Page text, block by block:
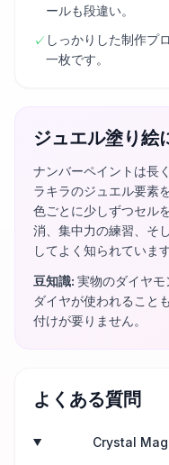
ールも段違い。
✓ しっかりした制作プ
一枚です。
ジュエル塗り絵
ナンバーペイントは長
ラキラのジュエル要素
色ごとに少しずつセル
消、集中力の練習、そ
してよく知られています
豆知識: 実物のダイヤ
ダイヤが使われること
付けが要りません。
よくある質問
Crystal